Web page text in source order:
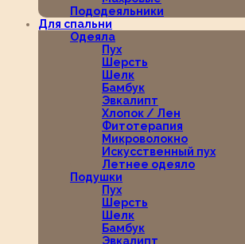
Пододеяльники
Для спальни
Одеяла
Пух
Шерсть
Шелк
Бамбук
Эвкалипт
Хлопок / Лен
Фитотерапия
Микроволокно
Искусственный пух
Летнее одеяло
Подушки
Пух
Шерсть
Шелк
Бамбук
Эвкалипт